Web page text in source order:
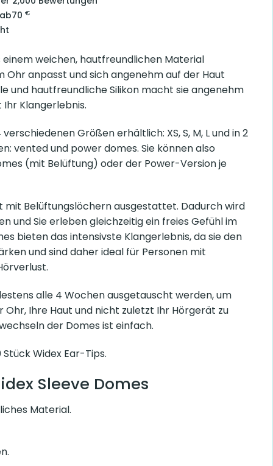
70 €
einem weichen, hautfreundlichen Material
Ohr anpasst und sich angenehm auf der Haut
und hautfreundliche Silikon macht sie angenehm
Klangerlebnis.
Größen erhältlich: XS, S, M, L und in 2
vented und power domes. Sie können also
(mit Belüftung) oder der Power-Version je
mit Belüftungslöchern ausgestattet. Dadurch wird
und Sie erleben gleichzeitig ein freies Gefühl im
bieten das intensivste Klangerlebnis, da sie den
und sind daher ideal für Personen mit
alle 4 Wochen ausgetauscht werden, um
Ihre Haut und nicht zuletzt Ihr Hörgerät zu
der Domes ist einfach.
Widex Ear-Tips.
Sleeve Domes
Material.